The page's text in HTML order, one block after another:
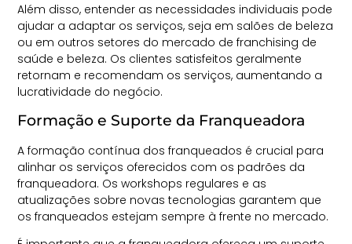
Além disso, entender as necessidades individuais pode
ajudar a adaptar os serviços, seja em salões de beleza
ou em outros setores do mercado de franchising de
saúde e beleza. Os clientes satisfeitos geralmente
retornam e recomendam os serviços, aumentando a
lucratividade do negócio.
Formação e Suporte da Franqueadora
A formação contínua dos franqueados é crucial para
alinhar os serviços oferecidos com os padrões da
franqueadora. Os workshops regulares e as
atualizações sobre novas tecnologias garantem que
os franqueados estejam sempre à frente no mercado.